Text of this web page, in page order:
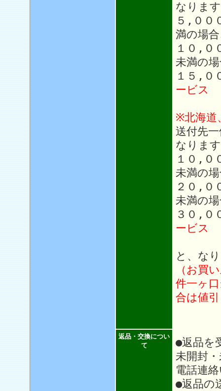
なりま
５,００
満の場
１０,０
未満の
１５,０
ービス
※北海道
送付先
なりま
１０,０
未満の
２０,０
未満の
３０,０
ービス
と、な
（お買
件一ヶ
合は値
返品・交換につい
て
●返品を
未開封
電話連
●返品の